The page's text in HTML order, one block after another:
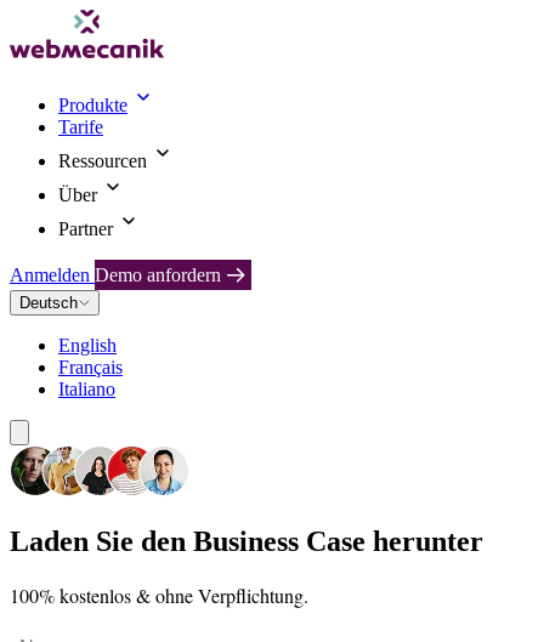
Produkte
Tarife
Ressourcen
Über
Partner
Anmelden Demo anfordern
Deutsch
English
Français
Italiano
Laden Sie den Business Case herunter
100% kostenlos & ohne Verpflichtung.